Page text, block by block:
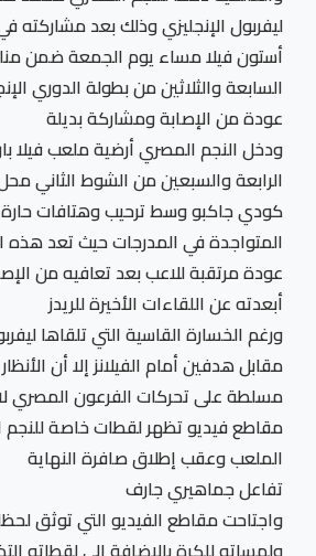
ليفربول الإنجليزي وذلك بعد مشاركته
أستون فيلا مساء يوم الجمعة ضمن
السابعة والثلاثين من بطولة الدوري
عودة من الإصابة ومشاركة بديلة
ودخل النجم المصري أرضية ملعب فيلا
الرابعة والسبعين من الشوط الثاني
كودي جاكبو وسط ترحيب وهتافات
المتواجدة في المدرجات حيث تعد هذه
عودة مرتقبة للاعب بعد تعافيه من
أبعدته عن اللقاءات الأخيرة للريدز
ورغم الخسارة القاسية التي تلقاها
مقابل هدفين أمام الفيلانز إلا أن
مسلطة على تحركات الفرعون المصري
مقاطع فيديو تظهر لقطات خاصة
الملعب وعقب إطلاق صافرة النهاية
تفاعل جماهيري جارف
واجتاحت مقاطع الفيديو التي توثق